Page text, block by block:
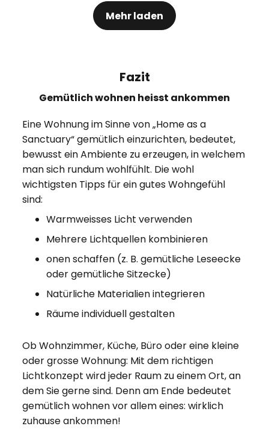
Mehr laden
Fazit
Gemütlich wohnen heisst ankommen
Eine Wohnung im Sinne von „Home as a
Sanctuary“ gemütlich einzurichten, bedeutet,
bewusst ein Ambiente zu erzeugen, in welchem
man sich rundum wohlfühlt. Die wohl
wichtigsten Tipps für ein gutes Wohngefühl
sind:
Warmweisses Licht verwenden
Mehrere Lichtquellen kombinieren
onen schaffen (z. B. gemütliche Leseecke
oder gemütliche Sitzecke)
Natürliche Materialien integrieren
Räume individuell gestalten
Ob Wohnzimmer, Küche, Büro oder eine kleine
oder grosse Wohnung: Mit dem richtigen
Lichtkonzept wird jeder Raum zu einem Ort, an
dem Sie gerne sind. Denn am Ende bedeutet
gemütlich wohnen vor allem eines: wirklich
zuhause ankommen!